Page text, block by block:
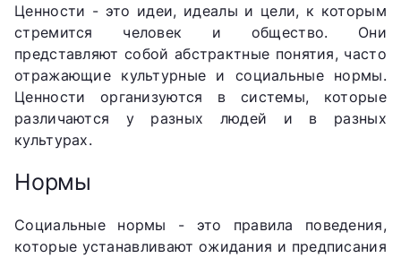
Ценности - это идеи, идеалы и цели, к которым
стремится человек и общество. Они
представляют собой абстрактные понятия, часто
отражающие культурные и социальные нормы.
Ценности организуются в системы, которые
различаются у разных людей и в разных
культурах.
Нормы
Социальные нормы - это правила поведения,
которые устанавливают ожидания и предписания